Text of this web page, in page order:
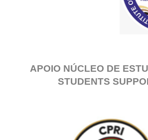
APOIO NÚCLEO DE
STUDENTS